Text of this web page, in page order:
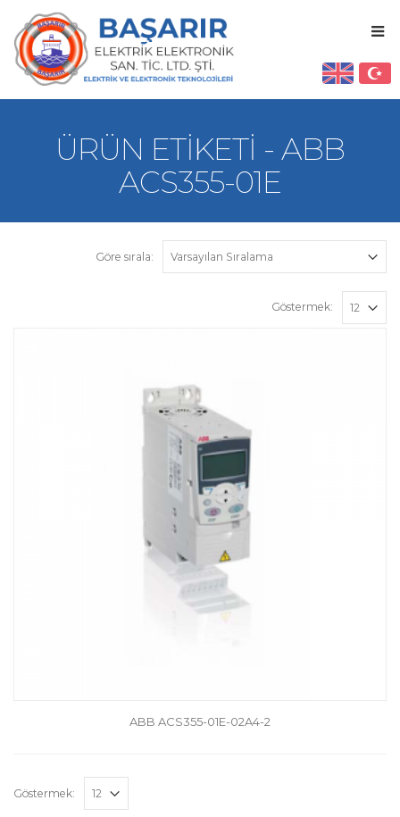
ÜRÜN ETIKETI - ABB
ACS355-01E
Göre sırala:
Göstermek:
ABB ACS355-01E-02A4-2
Göstermek: